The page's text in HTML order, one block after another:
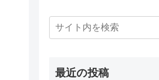
最近の投稿